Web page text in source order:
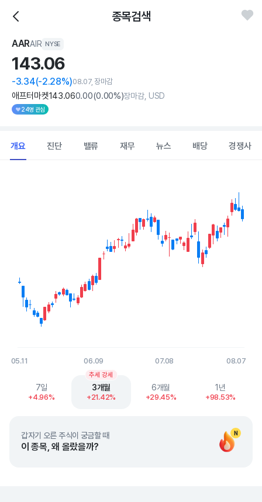
종목검색
AARAIR NYSE
143.06
-3.34(-2.28%)08.07, 장마감
애프터마켓143.060.00(0.00%)장마감, USD
24명 관심
개요 진단 밸류 재무 뉴스 배당 경쟁사
The chart has 1 X axis displaying Time. Data ranges from
The chart has 1 Y axis displaying values. Data ranges from 99.62
05.11 06.09 07.08 08.07
End of interactive chart.
7일
+4.96%
3개월
+21.42%
추세 강세
6개월
+29.45%
1년
+98.53%
N
갑자기 오른 주식이 궁금할 때
이 종목, 왜 올랐을까?